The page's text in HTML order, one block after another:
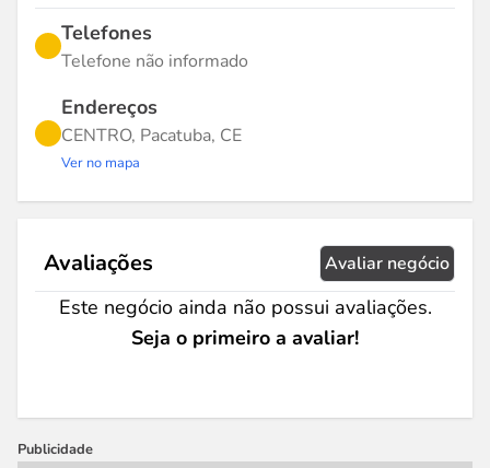
Telefones
Telefone não informado
Endereços
CENTRO, Pacatuba, CE
Ver no mapa
Avaliações Avaliar negócio
Este negócio ainda não possui avaliações.
Seja o primeiro a avaliar!
Publicidade